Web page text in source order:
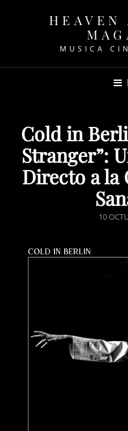
HEAVEN
MUSICA
Cold in
Stranger”:
Directo a la
POSTED
10